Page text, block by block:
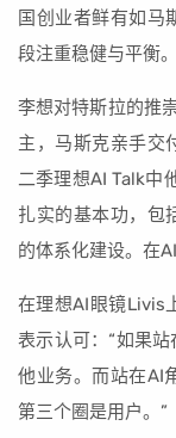
国创业者鲜有如马
段注重稳健与平衡。
李想对特斯拉的推
主，马斯克亲手交
二季理想AI Talk中
扎实的基本功，包
的体系化建设。在
在理想AI眼镜Livis
表示认可：“如果
他业务。而站在AI
第三个圈是用户。”